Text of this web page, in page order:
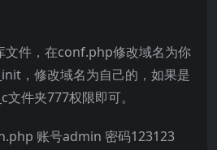
文件，在conf.php修改域名为你
，修改域名为自己的，如果是
件夹777权限即可。
账号admin 密码123123